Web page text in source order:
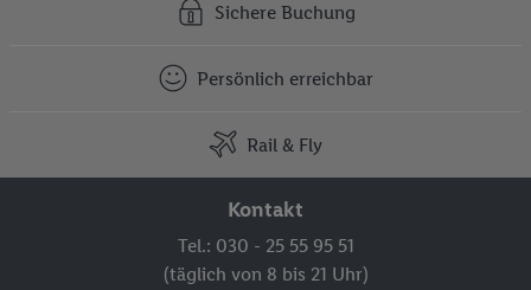
Sichere Buchung
Persönlich erreichbar
Rail & Fly
Kontakt
Tel.: 030 - 25 55 95 51
(täglich von 8 bis 21 Uhr)